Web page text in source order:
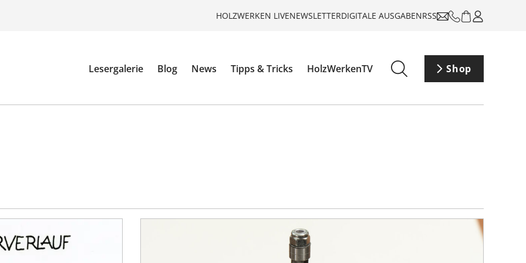
HOLZWERKEN LIVENEWSLETTERDIGITALE AUSGABENRSS
Lesergalerie Blog News Tipps & Tricks HolzWerkenTV Shop